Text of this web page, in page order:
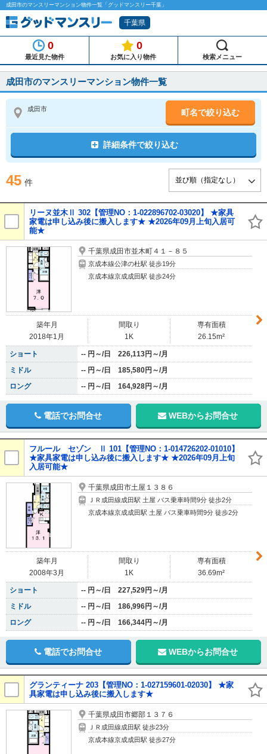
成田市のマンスリーマンション物件一覧「グッドマンスリー千葉」
千葉県
0
最近見た物件
0
お気に入り物件 検索メニュー
成田市のマンスリーマンション物件一覧
成田市 町名で絞り込む
詳細条件で絞り込む
45 件
リーヌ並木Ⅱ 302【管理NO：1-022896702-03020】 ★家具
家電は申し込み後に搬入します★ ★2026年09月上旬入居可
能★
千葉県成田市並木町４１－８５
京成本線公津の杜駅 徒歩19分
京成本線京成成田駅 徒歩24分
築年月
2018年1月
間取り
1K
専有面積
26.15m²
ショート
-- 円～/日 226,113円～/月
ミドル
-- 円～/日 185,580円～/月
ロング
-- 円～/日 164,928円～/月
電話でお問合せ WEBからお問合せ
フルール セゾン Ⅱ 101【管理NO：1-014726202-01010】
★家具家電は申し込み後に搬入します★ ★2026年09月上旬
入居可能★
千葉県成田市土屋１３８６
ＪＲ成田線成田駅 土屋 バス乗車時間9分 徒歩2分
京成本線京成成田駅 土屋 バス乗車時間9分 徒歩2分
築年月
2008年3月
間取り
1K
専有面積
36.69m²
ショート
-- 円～/日 227,529円～/月
ミドル
-- 円～/日 186,996円～/月
ロング
-- 円～/日 166,344円～/月
電話でお問合せ WEBからお問合せ
グランティーナ 203【管理NO：1-027159601-02030】 ★家
具家電は申し込み後に搬入します★
千葉県成田市郷部１３７６
ＪＲ成田線成田駅 徒歩23分
京成本線京成成田駅 徒歩27分